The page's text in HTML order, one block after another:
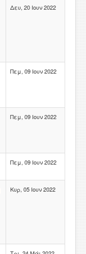
Δευ, 20 Ιουν 2022
Πεμ, 09 Ιουν 2022
Πεμ, 09 Ιουν 2022
Πεμ, 09 Ιουν 2022
Κυρ, 05 Ιουν 2022